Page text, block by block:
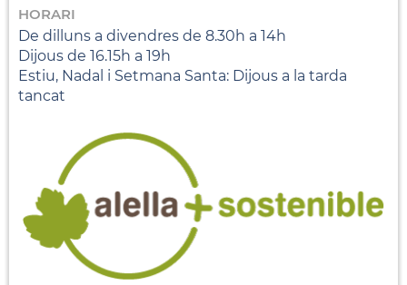
HORARI
De dilluns a divendres de 8.30h a 14h
Dijous de 16.15h a 19h
Estiu, Nadal i Setmana Santa: Dijous a la tarda
tancat